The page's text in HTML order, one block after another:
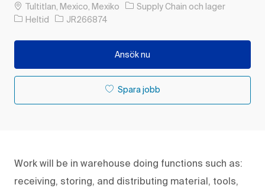
PlatsTultitlan, Mexico, Mexiko Kategori
Supply Chain och lager
Typ av jobb
Heltid Jobb-ID
JR266874
Ansök nu
Spara jobb
Work will be in warehouse doing functions such as:
receiving, storing, and distributing material, tools,